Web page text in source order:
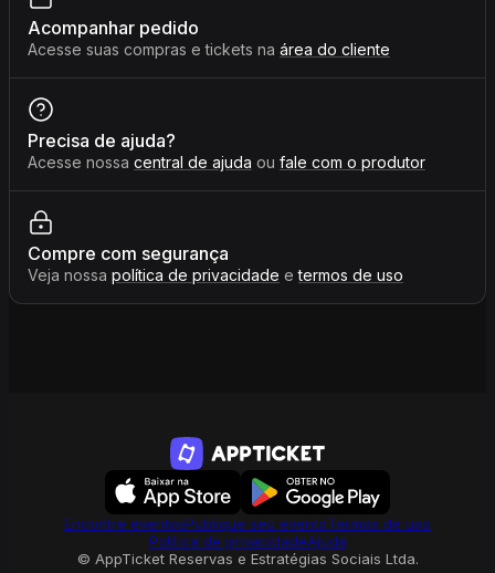
Acompanhar pedido
Acesse suas compras e tickets na área do cliente
Precisa de ajuda?
Acesse nossa central de ajuda ou fale com o produtor
Compre com segurança
Veja nossa política de privacidade etermos de uso
© AppTicket Reservas e Estratégias Sociais Ltda.
Encontre eventosPublique seu eventoTermos de uso
Política de privacidadeAjuda